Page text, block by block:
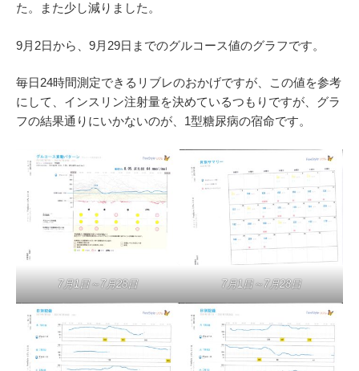
た。また少し減りました。
9月2日から、9月29日までのグルコース値のグラフです。
毎日24時間測定できるリブレのおかげですが、この値を参考
にして、インスリン注射量を決めているつもりですが、グラ
フの結果通りにいかないのが、1型糖尿病の宿命です。
7月1日～7月28日 7月1日～7月28日